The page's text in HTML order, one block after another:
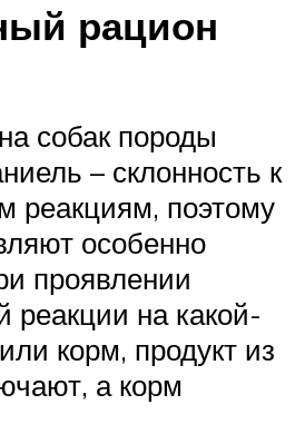
рацион
собак породы
– склонность к
реакциям, поэтому
особенно
проявлении
реакции на какой-
корм, продукт из
а корм